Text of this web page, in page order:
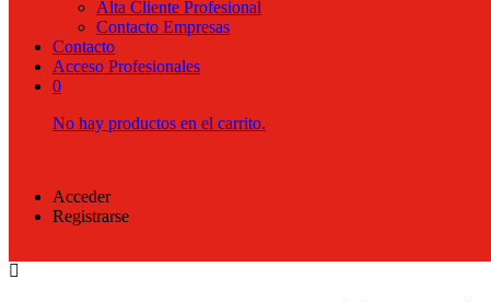
Alta Cliente Profesional
Contacto Empresas
Contacto
Acceso Profesionales
0
No hay productos en el carrito.
Acceder
Registrarse